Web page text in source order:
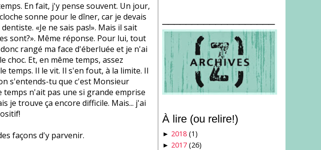
En fait, j'y pense souvent. Un jour,
sonne pour le dîner, car je devais
«Je ne sais pas!». Mais il sait
sont?». Même réponse. Pour lui, tout
rangé ma face d'éberluée et je n'ai
Et, en même temps, assez
temps. Il le vit. Il s'en fout, à la limite. Il
s'entends-tu que c'est Monsieur
temps n'ait pas une si grande emprise
je trouve ça encore difficile. Mais... j'ai
façons d'y parvenir.
À lire (ou relire!)
► 2018 (1)
► 2017 (26)